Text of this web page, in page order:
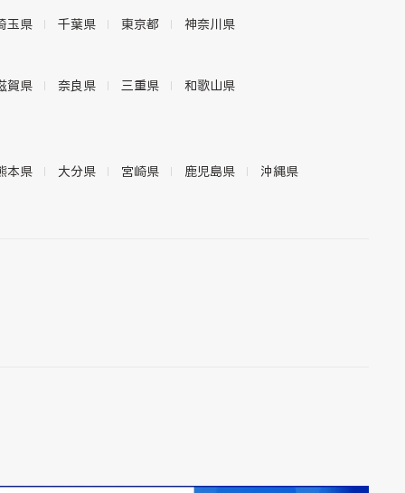
玉県 千葉県 東京都 神奈川県
賀県 奈良県 三重県 和歌山県
本県 大分県 宮崎県 鹿児島県 沖縄県